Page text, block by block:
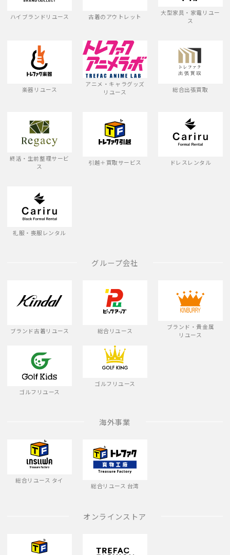
ハイブランドリユース 古着のアウトレット
大型家具・家電リユー
ス
楽器リユース
アニメ・キャラグッズ
リユース
総合出張買取
終活・生前整理サービ
ス
引越＋買取サービス ドレスレンタル
礼服・喪服レンタル
グループ会社
ブランド古着リユース 総合リユース
ブランド・貴金属
リユース
ゴルフリユース
ゴルフリユース
海外事業
総合リユース タイ
総合リユース 台湾
オンラインストア